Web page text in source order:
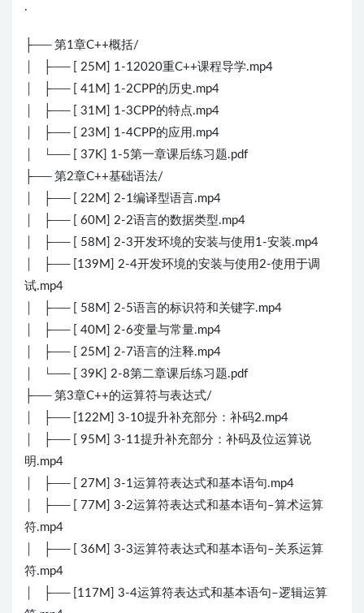
.
├── 第1章C++概括/
│ ├── [ 25M] 1-12020重C++课程导学.mp4
│ ├── [ 41M] 1-2CPP的历史.mp4
│ ├── [ 31M] 1-3CPP的特点.mp4
│ ├── [ 23M] 1-4CPP的应用.mp4
│ └── [ 37K] 1-5第一章课后练习题.pdf
├── 第2章C++基础语法/
│ ├── [ 22M] 2-1编译型语言.mp4
│ ├── [ 60M] 2-2语言的数据类型.mp4
│ ├── [ 58M] 2-3开发环境的安装与使用1-安装.mp4
│ ├── [139M] 2-4开发环境的安装与使用2-使用于调
试.mp4
│ ├── [ 58M] 2-5语言的标识符和关键字.mp4
│ ├── [ 40M] 2-6变量与常量.mp4
│ ├── [ 25M] 2-7语言的注释.mp4
│ └── [ 39K] 2-8第二章课后练习题.pdf
├── 第3章C++的运算符与表达式/
│ ├── [122M] 3-10提升补充部分：补码2.mp4
│ ├── [ 95M] 3-11提升补充部分：补码及位运算说
明.mp4
│ ├── [ 27M] 3-1运算符表达式和基本语句.mp4
│ ├── [ 77M] 3-2运算符表达式和基本语句–算术运算
符.mp4
│ ├── [ 36M] 3-3运算符表达式和基本语句–关系运算
符.mp4
│ ├── [117M] 3-4运算符表达式和基本语句–逻辑运算